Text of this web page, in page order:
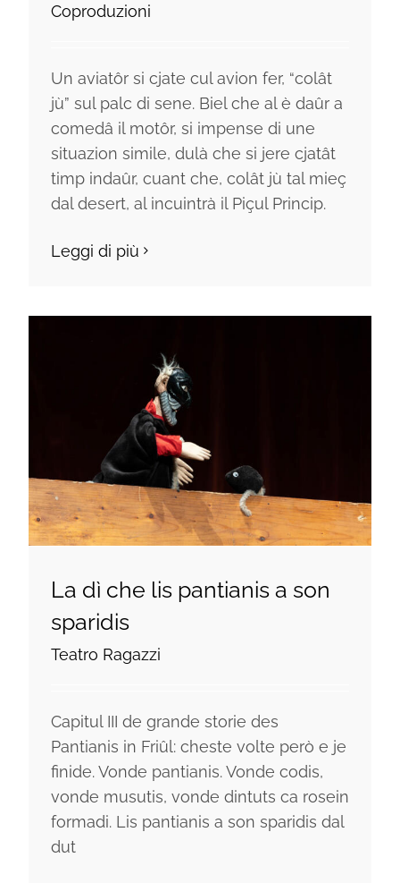
Coproduzioni
Un aviatôr si cjate cul avion fer, “colât
jù” sul palc di sene. Biel che al è daûr a
comedâ il motôr, si impense di une
situazion simile, dulà che si jere cjatât
timp indaûr, cuant che, colât jù tal mieç
dal desert, al incuintrà il Piçul Princip.
Leggi di più
La dì che lis pantianis a son
sparidis
Teatro Ragazzi
Capitul III de grande storie des
Pantianis in Friûl: cheste volte però e je
finide. Vonde pantianis. Vonde codis,
vonde musutis, vonde dintuts ca rosein
formadi. Lis pantianis a son sparidis dal
dut